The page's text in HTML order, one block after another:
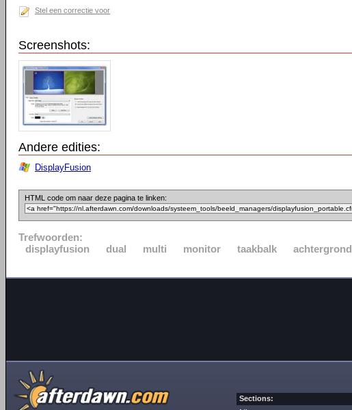
Stel een correctie voor
Screenshots:
Andere edities:
DisplayFusion
HTML code om naar deze pagina te linken:
Trefwoorden:
displayfusion
dual multi monitor taakbalk achtergrond
Sections: